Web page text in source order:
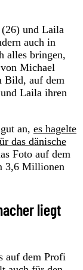
(26) und Laila
auch in
alles bringen,
Michael
Bild, auf dem
Laila ihren
an, es hagelte
das dänische
Foto auf dem
3,6 Millionen
liegt
auf dem Profi